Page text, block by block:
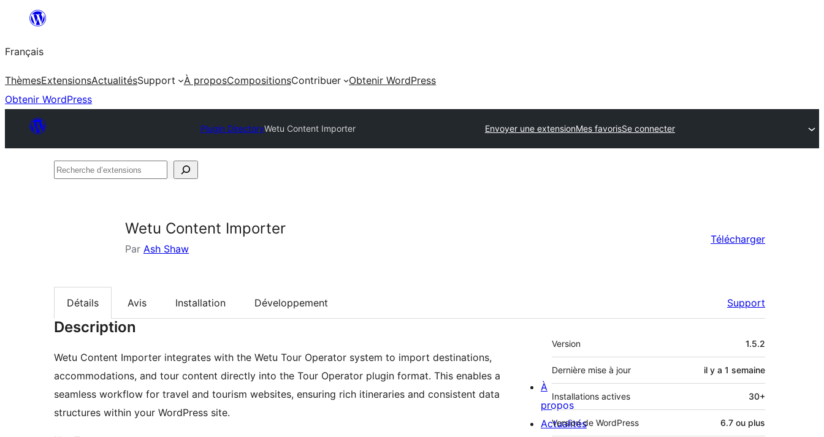
contenu
Français
ThèmesExtensionsActualitésSupport À proposCompositionsContribuer
Obtenir WordPress
Obtenir WordPress
Plugin DirectoryWetu Content Importer Envoyer une extensionMes favorisSe connecter
Recherche
Wetu Content Importer
Par Ash Shaw
Télécharger
Détails Avis Installation Développement Support
Description
Wetu Content Importer integrates with the Wetu Tour Operator system to import destinations,
accommodations, and tour content directly into the Tour Operator plugin format. This enables a
seamless workflow for travel and tourism websites, ensuring rich itineraries and consistent data
structures within your WordPress site.
Méta
Version 1.5.2
Dernière mise à jour il y a 1 semaine
Installations actives 30+
Version de WordPress 6.7 ou plus
À
propos
Actualités